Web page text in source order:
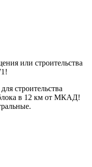
или строительства
строительства
в 12 км от МКАД!